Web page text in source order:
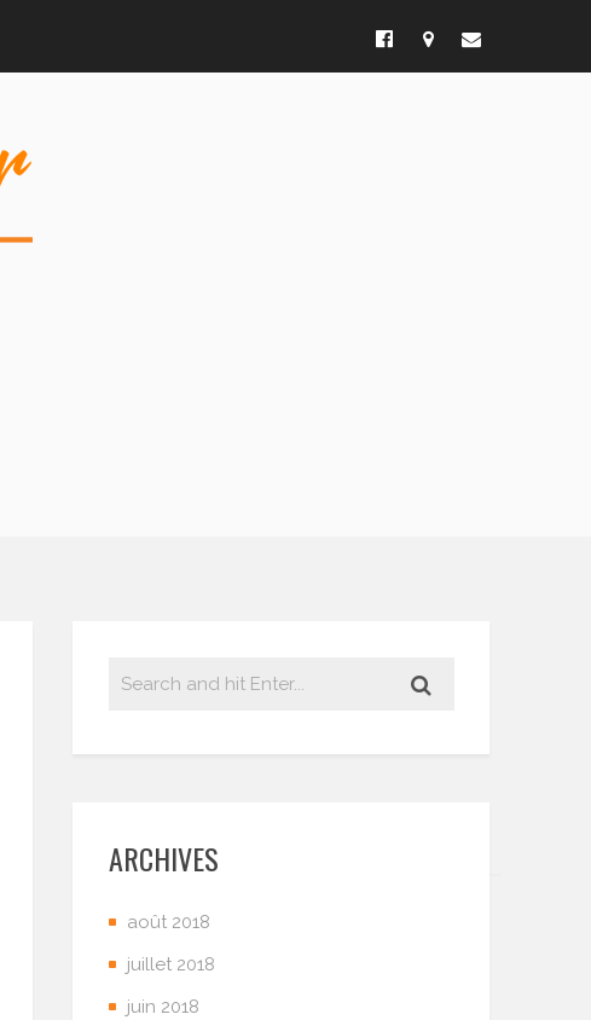
ARCHIVES
août 2018
juillet 2018
juin 2018